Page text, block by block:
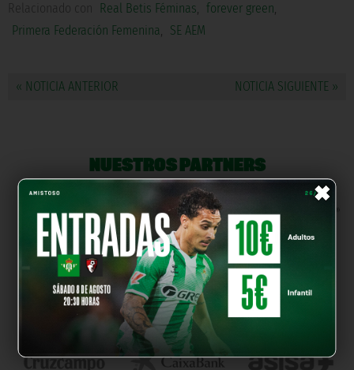
×
Relacionado con Real Betis Féminas, forever green,
Primera Federación Femenina, SE AEM
« NOTICIA ANTERIOR NOTICIA SIGUIENTE »
NUESTROS PARTNERS